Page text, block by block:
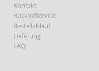
Kontakt
Rückrufservice
Bestellablauf
Lieferung
FAQ